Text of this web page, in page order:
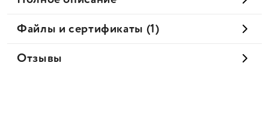
Файлы и сертификаты (1)
Отзывы